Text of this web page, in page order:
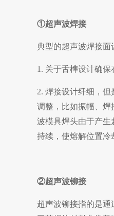
①超声波焊接
典型的超声波焊接面
1. 关于舌榫设计确保
2. 焊接设计纤细，
调整，比如振幅、焊
波模具焊头由于产生
持续，使熔解位置冷
②超声波铆接
超声波铆接指的是